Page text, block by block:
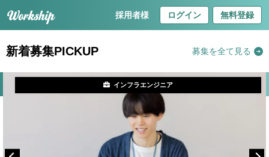
採用者様 ログイン 無料登録
新着募集PICKUP 募集を全て見る
インフラエンジニア